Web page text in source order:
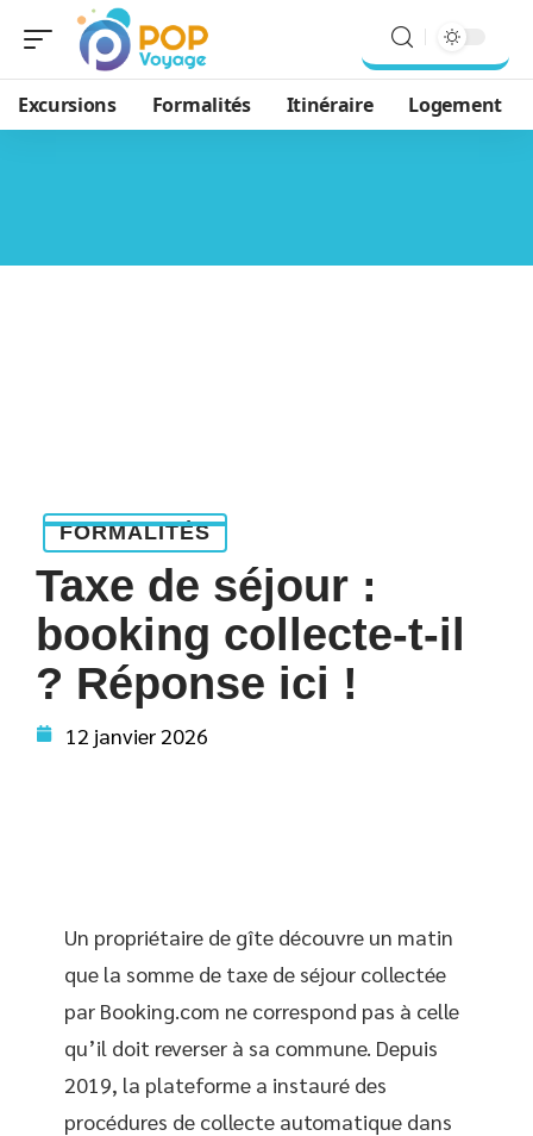
Excursions Formalités Itinéraire Logement
FORMALITÉS
Taxe de séjour :
booking collecte-t-il
? Réponse ici !
12 janvier 2026
Un propriétaire de gîte découvre un matin
que la somme de taxe de séjour collectée
par Booking.com ne correspond pas à celle
qu’il doit reverser à sa commune. Depuis
2019, la plateforme a instauré des
procédures de collecte automatique dans